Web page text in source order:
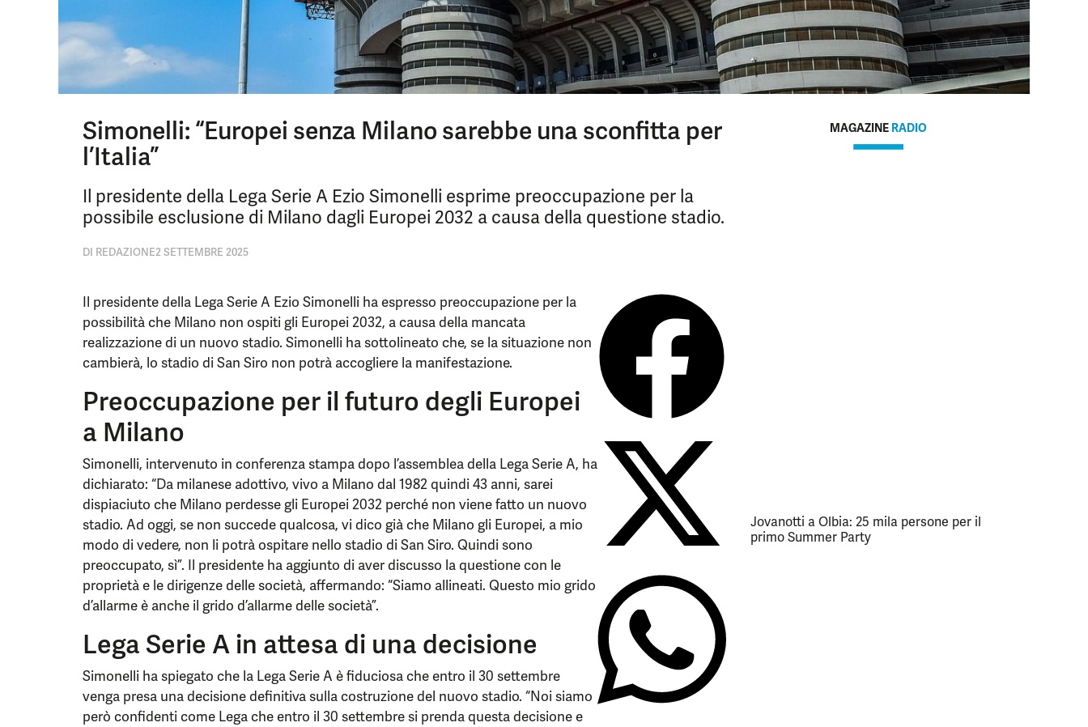
Simonelli: “Europei senza Milano sarebbe una sconfitta per
l’Italia”
Il presidente della Lega Serie A Ezio Simonelli esprime preoccupazione per la
possibile esclusione di Milano dagli Europei 2032 a causa della questione stadio.
DI REDAZIONE2 SETTEMBRE 2025
Il presidente della Lega Serie A Ezio Simonelli ha espresso preoccupazione per la
possibilità che Milano non ospiti gli Europei 2032, a causa della mancata
realizzazione di un nuovo stadio. Simonelli ha sottolineato che, se la situazione non
cambierà, lo stadio di San Siro non potrà accogliere la manifestazione.
Preoccupazione per il futuro degli Europei
a Milano
Simonelli, intervenuto in conferenza stampa dopo l’assemblea della Lega Serie A, ha
dichiarato: “Da milanese adottivo, vivo a Milano dal 1982 quindi 43 anni, sarei
dispiaciuto che Milano perdesse gli Europei 2032 perché non viene fatto un nuovo
stadio. Ad oggi, se non succede qualcosa, vi dico già che Milano gli Europei, a mio
modo di vedere, non li potrà ospitare nello stadio di San Siro. Quindi sono
preoccupato, sì”. Il presidente ha aggiunto di aver discusso la questione con le
proprietà e le dirigenze delle società, affermando: “Siamo allineati. Questo mio grido
d’allarme è anche il grido d’allarme delle società”.
Lega Serie A in attesa di una decisione
Simonelli ha spiegato che la Lega Serie A è fiduciosa che entro il 30 settembre
venga presa una decisione definitiva sulla costruzione del nuovo stadio. “Noi siamo
però confidenti come Lega che entro il 30 settembre si prenda questa decisione e
MAGAZINE RADIO
Jovanotti a Olbia: 25 mila persone per il
primo Summer Party